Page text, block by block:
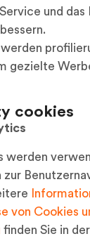
und das
werden
gezielte
cookies
werden
zur
von Cookies
finden Sie in der